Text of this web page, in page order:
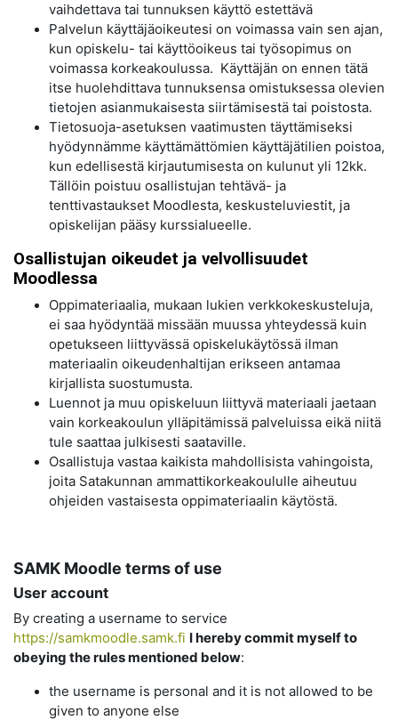
vaihdettava tai tunnuksen käyttö estettävä
Palvelun käyttäjäoikeutesi on voimassa vain sen ajan,
kun opiskelu- tai käyttöoikeus tai työsopimus on
voimassa korkeakoulussa. Käyttäjän on ennen tätä
itse huolehdittava tunnuksensa omistuksessa olevien
tietojen asianmukaisesta siirtämisestä tai poistosta.
Tietosuoja-asetuksen vaatimusten täyttämiseksi
hyödynnämme käyttämättömien käyttäjätilien poistoa,
kun edellisestä kirjautumisesta on kulunut yli 12kk.
Tällöin poistuu osallistujan tehtävä- ja
tenttivastaukset Moodlesta, keskusteluviestit, ja
opiskelijan pääsy kurssialueelle.
Osallistujan oikeudet ja velvollisuudet
Moodlessa
Oppimateriaalia, mukaan lukien verkkokeskusteluja,
ei saa hyödyntää missään muussa yhteydessä kuin
opetukseen liittyvässä opiskelukäytössä ilman
materiaalin oikeudenhaltijan erikseen antamaa
kirjallista suostumusta.
Luennot ja muu opiskeluun liittyvä materiaali jaetaan
vain korkeakoulun ylläpitämissä palveluissa eikä niitä
tule saattaa julkisesti saataville.
Osallistuja vastaa kaikista mahdollisista vahingoista,
joita Satakunnan ammattikorkeakoululle aiheutuu
ohjeiden vastaisesta oppimateriaalin käytöstä.
SAMK Moodle terms of use
User account
By creating a username to service
https://samkmoodle.samk.fi I hereby commit myself to
obeying the rules mentioned below:
the username is personal and it is not allowed to be
given to anyone else